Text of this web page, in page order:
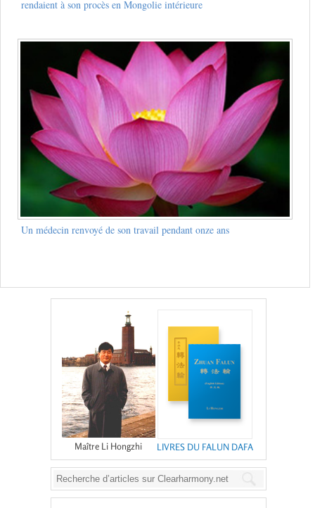
rendaient à son procès en Mongolie intérieure
Un médecin renvoyé de son travail pendant onze ans
Maître Li Hongzhi LIVRES DU FALUN DAFA